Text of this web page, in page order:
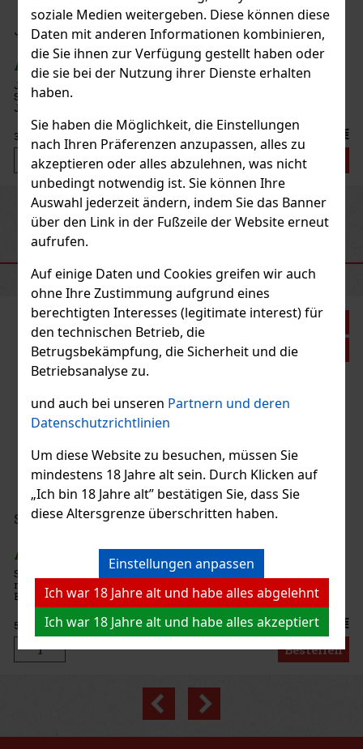
soziale Medien weitergeben. Diese können diese
Daten mit anderen Informationen kombinieren,
die Sie ihnen zur Verfügung gestellt haben oder
die sie bei der Nutzung ihrer Dienste erhalten
haben.
Sie haben die Möglichkeit, die Einstellungen
nach Ihren Präferenzen anzupassen, alles zu
akzeptieren oder alles abzulehnen, was nicht
unbedingt notwendig ist. Sie können Ihre
Auswahl jederzeit ändern, indem Sie das Banner
über den Link in der Fußzeile der Website erneut
aufrufen.
Auf einige Daten und Cookies greifen wir auch
ohne Ihre Zustimmung aufgrund eines
berechtigten Interesses (legitimate interest) für
den technischen Betrieb, die
Betrugsbekämpfung, die Sicherheit und die
Betriebsanalyse zu.
und auch bei unseren Partnern und deren
Datenschutzrichtlinien
Um diese Website zu besuchen, müssen Sie
mindestens 18 Jahre alt sein. Durch Klicken auf
„Ich bin 18 Jahre alt” bestätigen Sie, dass Sie
diese Altersgrenze überschritten haben.
Einstellungen anpassen
Ich war 18 Jahre alt und habe alles abgelehnt
Ich war 18 Jahre alt und habe alles akzeptiert
Line Go Pack 5er
st)
GO Pack enthält diese 5 Zigarren: 2x JOYA
Red Robusto 2x JOYA Black Robusto 1x
42 €
Bestellen
Rosalones Go Pack 5er
Rosalones Go Pack enthält diese 5 Zigarren: 3x
Robusto 2x Rosalones Connecticut Robusto
36 €
PreviousNext
EMPFOHLENE PRODUKTE
Rabatt: 21%
Aktion
Berri 50g
st)
50 g – türkischer heller Wasserpfeifentabak
einer würzigen Mischung aus Himbeeren und
6.40 €
Bestellen
Rabatt: 24%
Previous